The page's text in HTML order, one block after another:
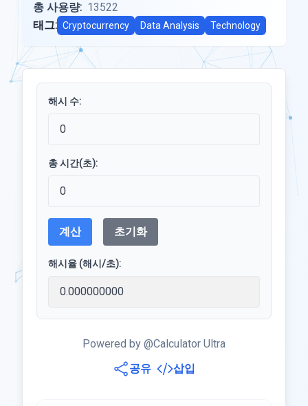
총 사용량: 13522
태그: Cryptocurrency Data Analysis Technology
해시 수:
총 시간(초):
계산 초기화
해시율 (해시/초):
Powered by @Calculator Ultra
공유
삽입